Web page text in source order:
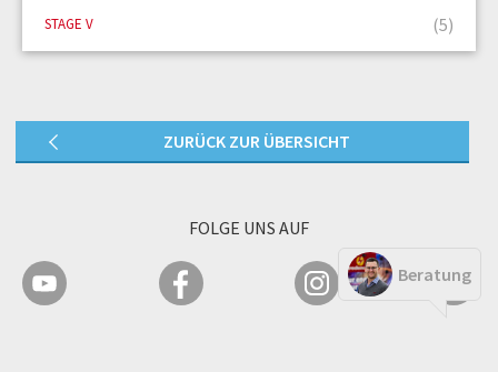
Beratung
STAGE V (5)
ZURÜCK ZUR ÜBERSICHT
FOLGE UNS AUF